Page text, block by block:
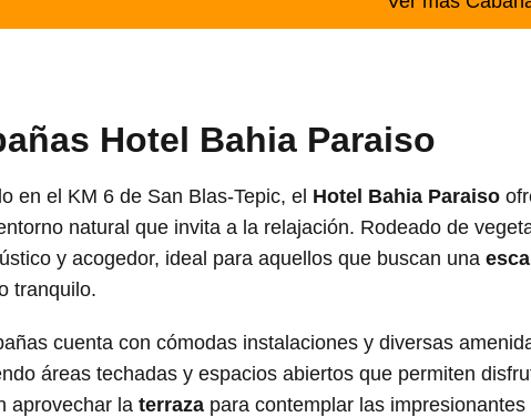
Hotel Bahia Paraiso
en el KM 6 de San Blas-Tepic, el Hotel Bahia Paraiso
natural que invita a la relajación. Rodeado de
y acogedor, ideal para aquellos que buscan una
tranquilo.
cuenta con cómodas instalaciones y diversas
áreas techadas y espacios abiertos que permiten
aprovechar la terraza para contemplar las